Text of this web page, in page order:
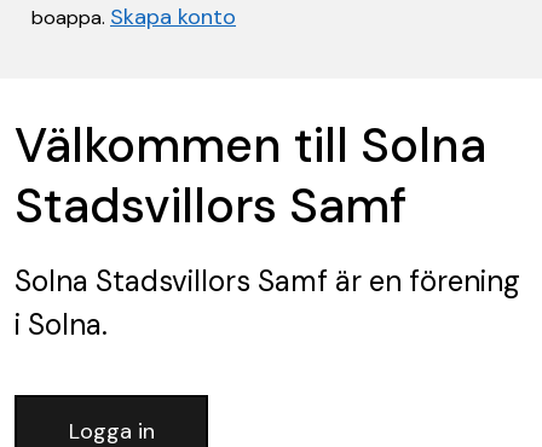
boappa. Skapa konto
Välkommen till Solna
Stadsvillors Samf
Solna Stadsvillors Samf är en förening
i Solna.
Logga in